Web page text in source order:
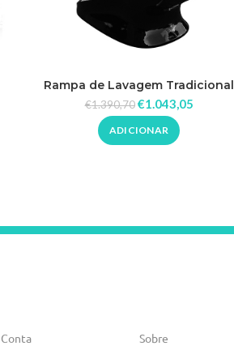
Rampa de Lavagem Tradicional
€1.390,70 €1.043,05
ADICIONAR
Sobre